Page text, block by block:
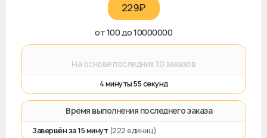
229₽‎
от 100 до 10000000
На основе последних 10 заказов
4 минуты 55 секунд
⏱️ Время выполнения последнего заказа
Завершён за 15 минут (222 единиц)